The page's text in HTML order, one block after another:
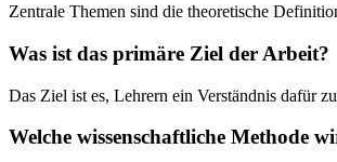
Zentrale Themen sind die theoretische
Was ist das primäre Ziel der Arbeit?
Das Ziel ist es, Lehrern ein Verständnis dafür
Welche wissenschaftliche Methode